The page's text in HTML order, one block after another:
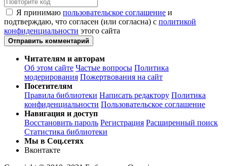
Я принимаю пользовательское соглашение и
подтверждаю, что согласен (или согласна) с политикой
конфиденциальности этого сайта
Отправить комментарий
Читателям и авторам
Об этом сайте Частые вопросы Политика
модерирования Пожертвования на сайт
Посетителям
Правила библиотеки Написать редактору Политика
конфиденциальности Пользовательское соглашение
Навигация и доступ
Восстановить пароль Регистрация Расширенный поиск
Статистика библиотеки
Мы в Соц.сетях
Вконтакте